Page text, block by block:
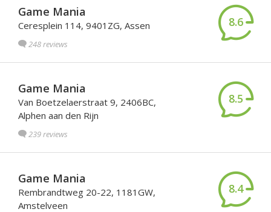
Game Mania
Ceresplein 114, 9401ZG, Assen
248 reviews
8.6
Game Mania
Van Boetzelaerstraat 9, 2406BC,
Alphen aan den Rijn
239 reviews
8.5
Game Mania
Rembrandtweg 20-22, 1181GW,
Amstelveen
8.4